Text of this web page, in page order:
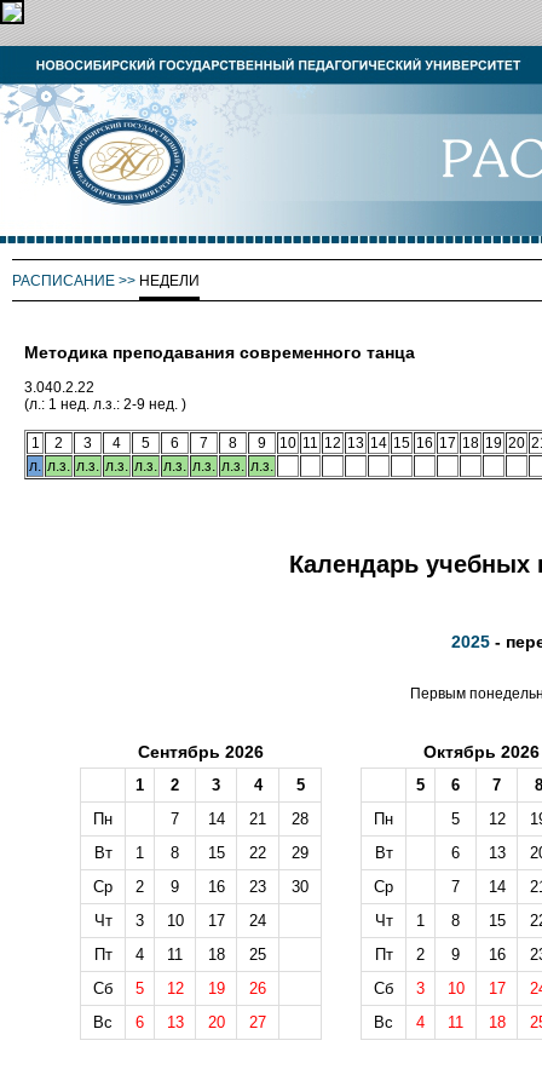
РАСПИСАНИЕ >> НЕДЕЛИ
Методика преподавания современного танца
3.040.2.22
(л.: 1 нед. л.з.: 2-9 нед. )
1 2 3 4 5 6 7 8 9 10 11 12 13 14 15 16 17 18 19 20
л. л.з. л.з. л.з. л.з. л.з. л.з. л.з. л.з.
Календарь учебных
2025-
Первым
Сентябрь 2026
1 2 3 4
5
Пн
7 14 21
28
Вт
1 8 15 22
29
Ср
2 9 16 23
30
Чт
3 10 17
24
Пт
4 11 18
25
Сб
5 12 19
26
Вс
6 13 20 27
Октябрь 2026
5 6 7
8
Пн
5 12
Вт
6 13
Ср
7 14
Чт
1 8 15
Пт
2 9 16
Сб
3 10 17
Вс
4 11 18